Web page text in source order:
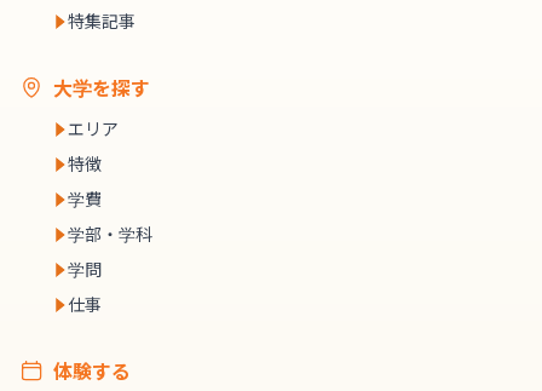
特集記事
大学を探す
エリア
特徴
学費
学部・学科
学問
仕事
体験する